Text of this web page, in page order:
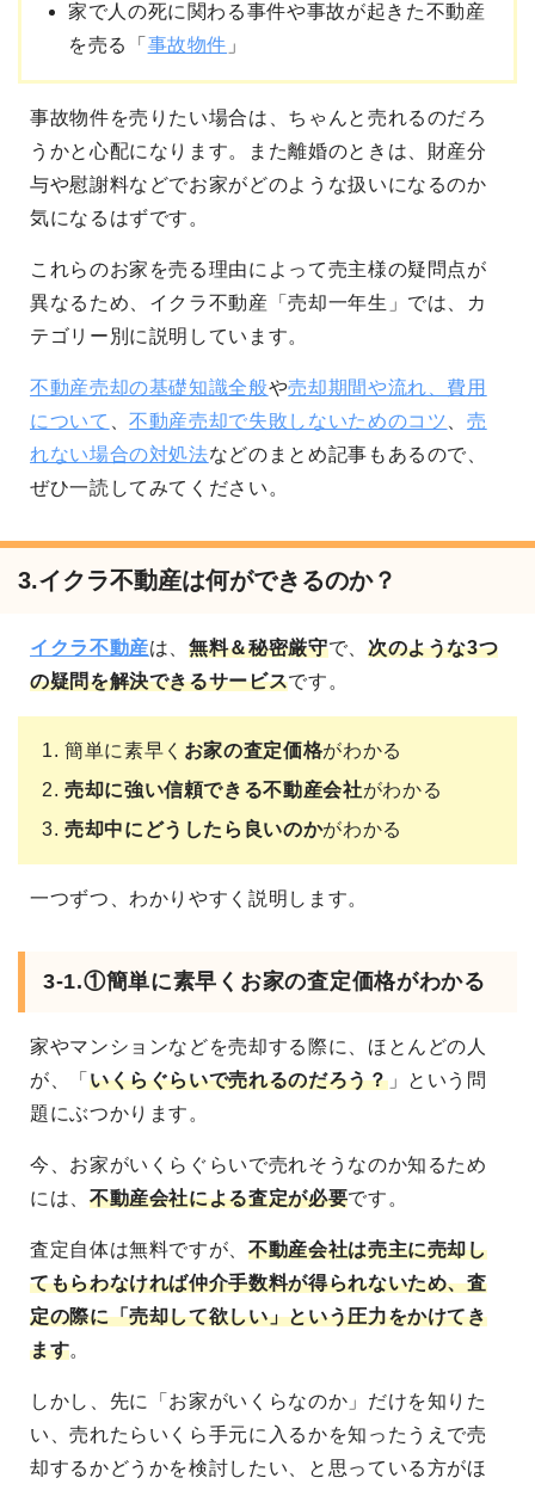
家で人の死に関わる事件や事故が起きた不動産
を売る「 事故物件 」
事故物件を売りたい場合は、ちゃんと売れるのだろ
うかと心配になります。また離婚のときは、財産分
与や慰謝料などでお家がどのような扱いになるのか
気になるはずです。
これらのお家を売る理由によって売主様の疑問点が
異なるため、イクラ不動産「売却一年生」では、カ
テゴリー別に説明しています。
不動産売却の基礎知識全般や売却期間や流れ、費用
について
、不動産売却で失敗しないためのコツ 、売
れない場合の対処法などのまとめ記事もあるので、
ぜひ一読してみてください。
3.イクラ不動産は何ができるのか？
イクラ不動産は、無料＆秘密厳守で、 次のような3つ
の疑問を解決できるサービスです。
簡単に素早く お家の査定価格がわかる
売却に強い信頼できる不動産会社がわかる
売却中にどうしたら良いのかがわかる
一つずつ、わかりやすく説明します。
3-1.①簡単に素早くお家の査定価格がわかる
家やマンションなどを売却する際に、ほとんどの人
が、「 いくらぐらいで売れるのだろう？」という問
題にぶつかります。
今、お家がいくらぐらいで売れそうなのか知るため
には、 不動産会社による査定が必要です。
査定自体は無料ですが、不動産会社は売主に売却し
てもらわなければ仲介手数料が得られないため、査
定の際に「売却して欲しい」という圧力をかけてき
ます。
しかし、先に「お家がいくらなのか」だけを知りた
い、売れたらいくら手元に入るかを知ったうえで売
却するかどうかを検討したい、と思っている方がほ